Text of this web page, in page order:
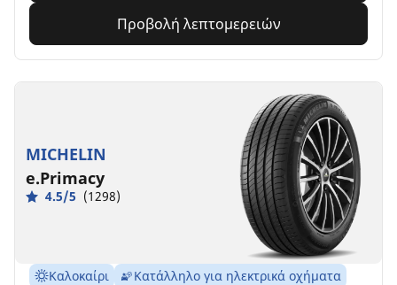
Προβολή λεπτομερειών
MICHELIN
e.Primacy
4.5/5 (1298)
Καλοκαίρι
Κατάλληλο για ηλεκτρικά οχήματα